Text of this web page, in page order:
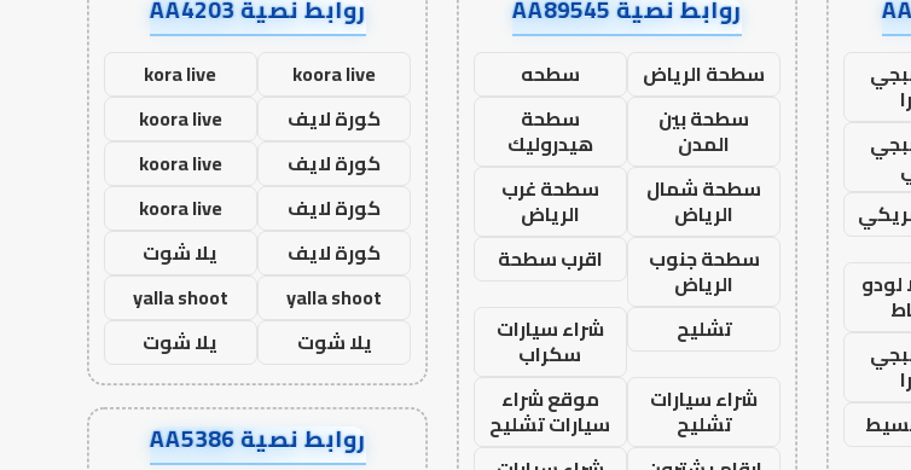
روابط نصية AA89545
سطحة الرياض
سطحه
سطحة بين
المدن
سطحة
هيدروليك
سطحة شمال
الرياض
سطحة غرب
الرياض
سطحة جنوب
الرياض
اقرب سطحة
تشليح
شراء سيارات
سكراب
شراء سيارات
تشليح
موقع شراء
سيارات تشليح
روابط نصية AA4203
koora live
kora live
كورة لايف
koora live
كورة لايف
koora live
كورة لايف
koora live
كورة لايف
يلا شوت
yalla shoot
yalla shoot
يلا شوت
يلا شوت
روابط نصية AA5386